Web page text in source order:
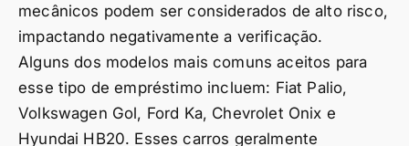
mecânicos podem ser considerados de alto risco,
impactando negativamente a verificação.
Alguns dos modelos mais comuns aceitos para
esse tipo de empréstimo incluem: Fiat Palio,
Volkswagen Gol, Ford Ka, Chevrolet Onix e
Hyundai HB20. Esses carros geralmente